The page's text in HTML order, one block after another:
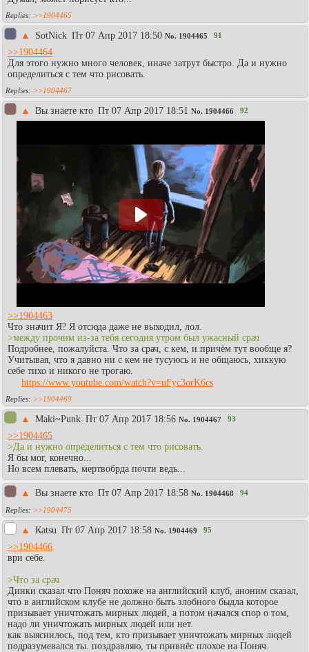
>>1904465
▲ SotNick Пт 07 Апр 2017 18:50 No. 1904465 91
>>1904464
Для этого нужно много человек, иначе затрут быстро. Да и нужно
определиться с тем что рисовать.
>>1904467
▲ Вы знаете кто Пт 07 Апр 2017 18:51 No. 1904466 92
>>1904463
Что значит Я? Я отсюда даже не выходил, лол.
>между прочим из-за тебя сегодня утром был ужасный срач
Подробнее, пожалуйста. Что за срач, с кем, и причём тут вообще я?
Учитывая, что я давно ни с кем не тусуюсь и не общаюсь, хиккую
себе тихо и никого не трогаю.
https://www.youtube.com/watch?v=uFyc3orK6cs
>>1904469
▲ Maki~Punk Пт 07 Апр 2017 18:56 No. 1904467 93
>>1904465
>Да и нужно определиться с тем что рисовать.
Я бы мог, конечно...
Но всем плевать, мертвобрда почти ведь...
▲ Вы знаете кто Пт 07 Апр 2017 18:58 No. 1904468 94
>>1904475
▲ Каtsu Пт 07 Апр 2017 18:58 No. 1904469 95
>>1904466
ври себе.
>Что за срач
Динки сказал что Поняч похоже на английский клуб, аноним сказал,
что в английском клубе не должно быть злобного быдла которое
призывает уничтожать мирных людей, а потом начался спор о том,
надо ли уничтожать мирных людей или нет.
как выяснилось, под тем, кто призывает уничтожать мирных людей
подразумевался ты. поздравляю, ты привнёс плохое на Поняч.